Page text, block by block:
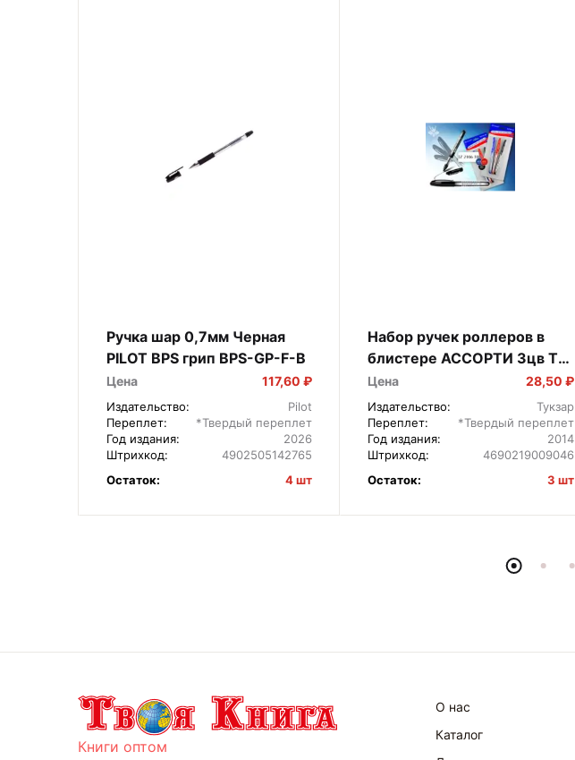
Ручка шар 0,7мм Черная
PILOT BPS грип BPS-GP-F-B
Цена 117,60 ₽
Издательство:
Pilot
Переплет:
*Твердый переплет
Год издания:
2026
Штрихкод:
4902505142765
Остаток:
4 шт
Набор ручек роллеров в
блистере АССОРТИ 3цв TZ
2106-3B
Цена 28,50 ₽
Издательство:
Тукзар
Переплет:
*Твердый переплет
Год издания:
2014
Штрихкод:
4690219009046
Остаток:
3 шт
Книги оптом
О нас
Каталог